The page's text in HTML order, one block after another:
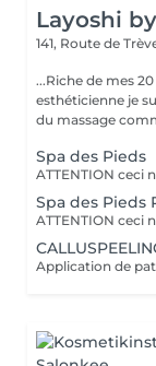
Layoshi
141, Route de
...Riche de mes
esthéticienne je
du massage
Spa des Pieds
Spa des Pieds